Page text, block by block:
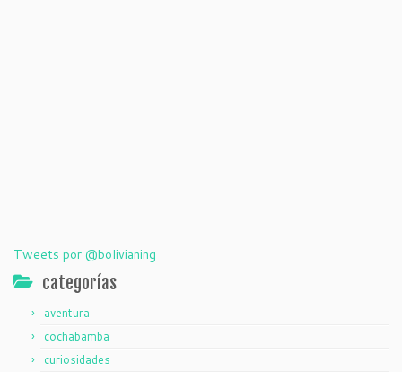
Tweets por @bolivianing
categorías
aventura
cochabamba
curiosidades